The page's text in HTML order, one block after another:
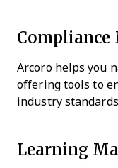
Compliance
Arcoro helps you
offering tools to
industry
Learning